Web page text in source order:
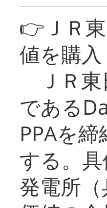
👉ＪＲ
値を購
ＪＲ東
である
PPAを
する。
発電所